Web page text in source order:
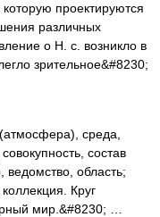
проектируются
различных
о Н. с. возникло в
зрительное&#8230;
среда,
состав
ведомство, область;
Круг
мир.&#8230; …